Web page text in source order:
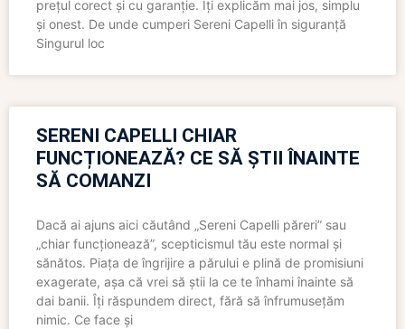
prețul corect și cu garanție. Îți explicăm mai jos, simplu
și onest. De unde cumperi Sereni Capelli în siguranță
Singurul loc
SERENI CAPELLI CHIAR
FUNCȚIONEAZĂ? CE SĂ ȘTII ÎNAINTE
SĂ COMANZI
Dacă ai ajuns aici căutând „Sereni Capelli păreri” sau
„chiar funcționează”, scepticismul tău este normal și
sănătos. Piața de îngrijire a părului e plină de promisiuni
exagerate, așa că vrei să știi la ce te înhami înainte să
dai banii. Îți răspundem direct, fără să înfrumusețăm
nimic. Ce face și